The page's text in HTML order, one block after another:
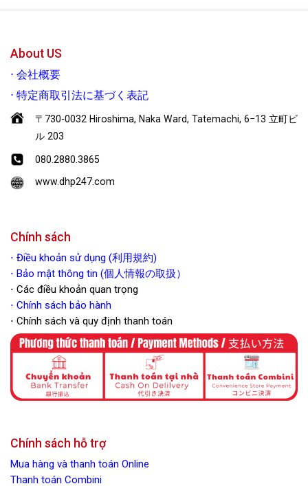
About US
⋅ 会社概要
⋅ 特定商取引法に基づく表記
〒730-0032 Hiroshima, Naka Ward, Tatemachi, 6−13 立町ビ
ル 203
080.2880.3865
www.dhp247.com
Chính sách
⋅ Điều khoản sử dụng (利用規約)
⋅ Bảo mật thông tin (個人情報の取扱）
⋅ Các điều khoản quan trọng
⋅ Chính sách bảo hành
⋅ Chính sách và quy định thanh toán
Chính sách hỗ trợ
Mua hàng và thanh toán Online
Thanh toán Combini